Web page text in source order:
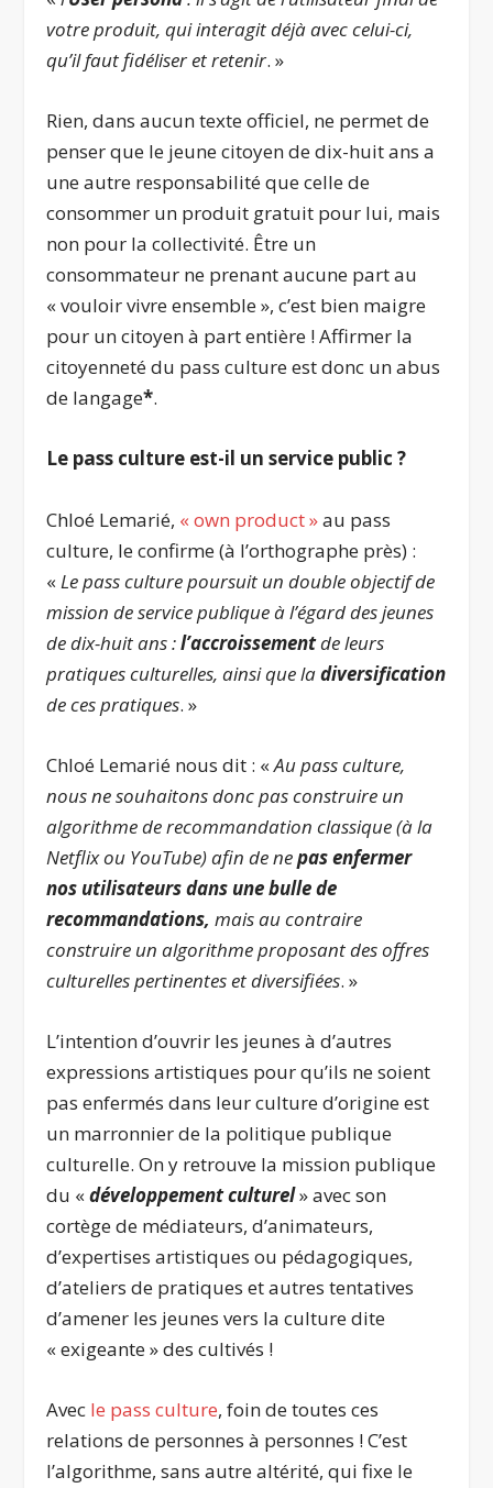
votre produit, qui interagit déjà avec celui-ci,
qu’il faut fidéliser et retenir. »
Rien, dans aucun texte officiel, ne permet de
penser que le jeune citoyen de dix-huit ans a
une autre responsabilité que celle de
consommer un produit gratuit pour lui, mais
non pour la collectivité. Être un
consommateur ne prenant aucune part au
« vouloir vivre ensemble », c’est bien maigre
pour un citoyen à part entière ! Affirmer la
citoyenneté du pass culture est donc un abus
de langage*.
Le pass culture est-il un service public ?
Chloé Lemarié, « own product »au pass
culture, le confirme (à l’orthographe près) :
« Le pass culture poursuit un double objectif de
mission de service publique à l’égard des jeunes
de dix-huit ans :l’accroissementde leurs
pratiques culturelles, ainsi que ladiversification
de ces pratiques. »
Chloé Lemarié nous dit : «Au pass culture,
nous ne souhaitons donc pas construire un
algorithme de recommandation classique (à la
Netflix ou YouTube) afin de nepas enfermer
nos utilisateurs dans une bulle de
recommandations,mais au contraire
construire un algorithme proposant des offres
culturelles pertinentes et diversifiées. »
L’intention d’ouvrir les jeunes à d’autres
expressions artistiques pour qu’ils ne soient
pas enfermés dans leur culture d’origine est
un marronnier de la politique publique
culturelle. On y retrouve la mission publique
du «développement culturel» avec son
cortège de médiateurs, d’animateurs,
d’expertises artistiques ou pédagogiques,
d’ateliers de pratiques et autres tentatives
d’amener les jeunes vers la culture dite
« exigeante » des cultivés !
Avec le pass culture, foin de toutes ces
relations de personnes à personnes ! C’est
l’algorithme, sans autre altérité, qui fixe le